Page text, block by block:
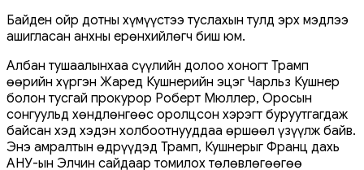
Байден ойр дотны хүмүүстээ туслахын тулд эрх мэдлээ
ашигласан анхны ерөнхийлөгч биш юм.
Албан тушаалынхаа сүүлийн долоо хоногт Трамп
өөрийн хүргэн Жаред Кушнерийн эцэг Чарльз Кушнер
болон тусгай прокурор Роберт Мюллер, Оросын
сонгуульд хөндлөнгөөс оролцсон хэрэгт буруутгагдаж
байсан хэд хэдэн холбоотнууддаа өршөөл үзүүлж байв.
Энэ амралтын өдрүүдэд Трамп, Кушнерыг Франц дахь
АНУ-ын Элчин сайдаар томилох төлөвлөгөөгөө